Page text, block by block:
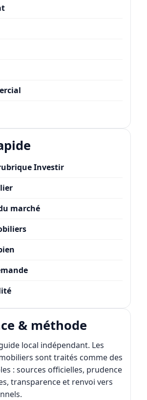
Investir
marché
& méthode
local indépendant. Les
sont traités comme des
: sources officielles, prudence
transparence et renvoi vers